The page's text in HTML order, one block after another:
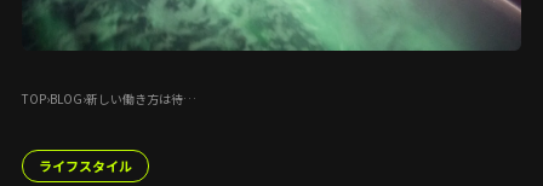
TOP›BLOG›新しい働き方は待…
ライフスタイル